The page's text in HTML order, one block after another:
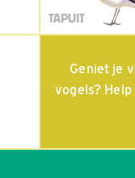
TAPUIT
Geniet je
vogels? Help